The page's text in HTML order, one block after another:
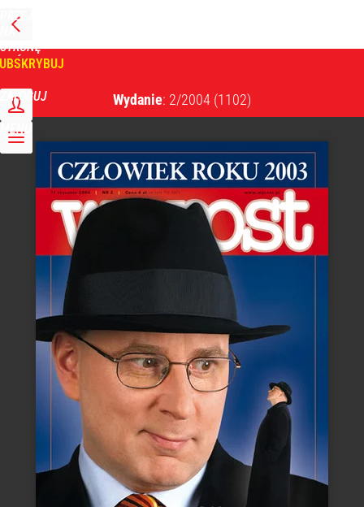
PRZEJDŹ
NA
STRONĘ
GŁÓWNĄ
ZALOGUJ
MENU
Wydanie: 2/2004 (1102)